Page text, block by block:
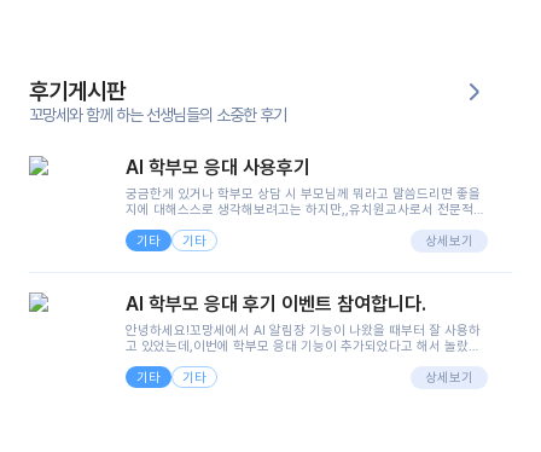
후기게시판
꼬망세와 함께 하는 선생님들의 소중한 후기
AI 학부모 응대 사용후기
궁금한게 있거나 학부모 상담 시 부모님께 뭐라고 말씀드리면 좋을
지에 대해스스로 생각해보려고는 하지만,,유치원교사로서 전문적인
려니 어려울때가...^^(저만 그런거 아니죠 ㅜㅜ)꼬망봇의 장점은 지
피티나 제미나이는 몇세이고 여자인지 남자인지 등그래도 좀 기본
정보를 제공하면서 물어봐야할 때가 있어그때마다 정보를 입력하는
으셔서 고민이 됐는데ai 학부모 응대를 써볼 수 있어서 좋았어요!앞
면..)그리고 제가 신입 때 이게 있었더라면 ㅜㅜㅜㅜ?응대 팁이 정말
좋은거 같아요지금은 그래도 아이들이 잘 이해 되지만초임 때는 정
말 어려워서 항상다른 선생님들께 도움을 요청했었거든요..ㅠ*일지
쓸 때도 좀 도움이 되는 거 같아요!
기타 기타 상세보기
AI 학부모 응대 후기 이벤트 참여합니다.
안녕하세요!꼬망세에서 AI 알림장 기능이 나왔을 때부터 잘 사용하
고 있었는데,이번에 학부모 응대 기능이 추가되었다고 해서 놀랐습
님 응대에 더 많은 부담을 느끼고 있습니다 ㅠㅠ이번에 제가 원에서
겪은 일과 학부모님께 전달드렸던 내용을 함께 보시고,저와 비슷한
기타 기타 상세보기